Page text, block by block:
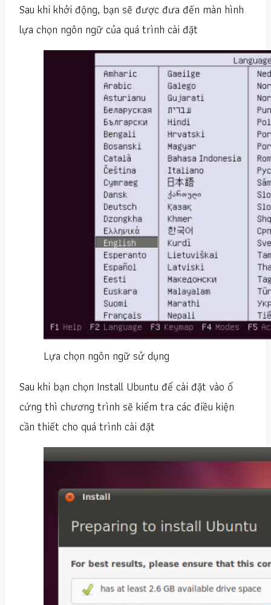
Sau khi khởi động, bạn sẽ được đưa đến màn hình
lựa chọn ngôn ngữ của quá trình cài đặt
Lựa chọn ngôn ngữ sử dụng
Sau khi bạn chọn Install Ubuntu để cài đặt vào ổ
cứng thì chương trình sẽ kiểm tra các điều kiện
cần thiết cho quá trình cài đặt